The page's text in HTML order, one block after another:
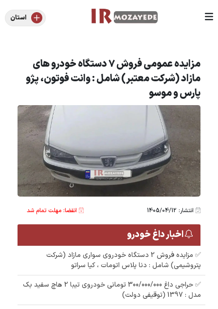
استان
مزایده عمومی فروش 7 دستگاه خودرو های
مازاد (شرکت معتبر) شامل : وانت فوتون، پژو
پارس و موسو
انتشار: 1405/04/12 انقضا: مهلت تمام شد
اخبار داغ خودرو
✅ مزایده فروش 2 دستگاه خودروی سواری مازاد (شرکت
پتروشیمی) شامل : دنا پلاس اتومات ، کیا سراتو
✅ حراجی داغ 300/000/000 تومانی خودروی تیبا 2 هاچ سفید بک
مدل : 1397 (توقیفی دولت)